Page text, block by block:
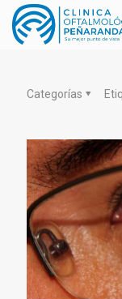
Categorías